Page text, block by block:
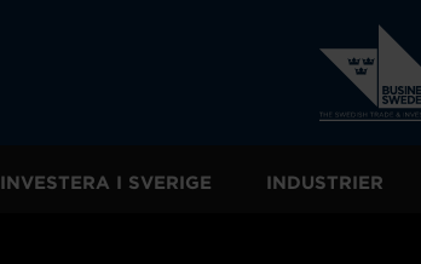
INVESTERA I SVERIGE INDUSTRIER